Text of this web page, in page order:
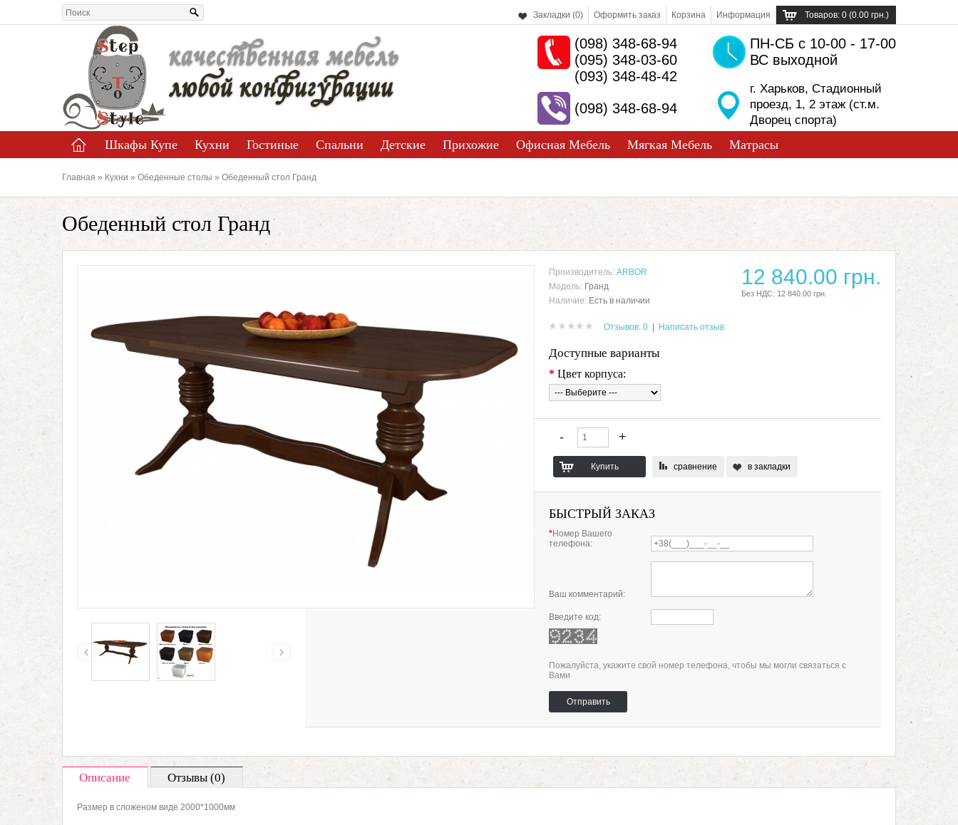
Товаров: 0 (0.00 грн.)
Информация
Корзина
Оформить заказ
Закладки (0)
ПН-СБ с 10-00 - 17-00
ВС выходной
г. Харьков, Стадионный
проезд, 1, 2 этаж (ст.м.
Дворец спорта)
(098) 348-68-94
(095) 348-03-60
(093) 348-48-42
(098) 348-68-94
качественная мебель
любой конфигурации
Шкафы Купе Кухни Гостиные Спальни Детские Прихожие Офисная Мебель Мягкая Мебель Матрасы
Главная » Кухни » Обеденные столы » Обеденный стол Гранд
Обеденный стол Гранд
12 840.00 грн.
Без НДС: 12 840.00 грн.
Производитель: ARBOR
Модель: Гранд
Наличие: Есть в наличии
Отзывов: 0 | Написать отзыв
Доступные варианты
* Цвет корпуса:
сравнение в закладки
БЫСТРЫЙ ЗАКАЗ
*Номер Вашего
телефона:
Ваш комментарий:
Введите код:
Пожалуйста, укажите свой номер телефона, чтобы мы могли связаться с
Вами
Отправить
Описание Отзывы (0)
Размер в сложеном виде 2000*1000мм